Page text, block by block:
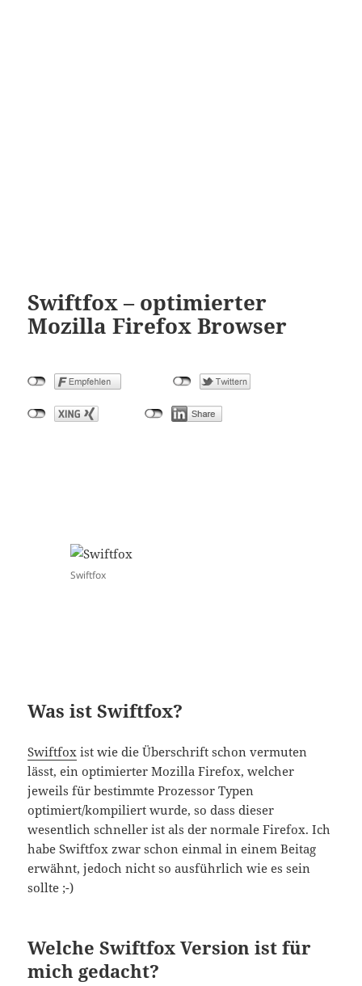
Swiftfox – optimierter
Mozilla Firefox Browser
Swiftfox
Was ist Swiftfox?
Swiftfox ist wie die Überschrift schon vermuten
lässt, ein optimierter Mozilla Firefox, welcher
jeweils für bestimmte Prozessor Typen
optimiert/kompiliert wurde, so dass dieser
wesentlich schneller ist als der normale Firefox. Ich
habe Swiftfox zwar schon einmal in einem Beitag
erwähnt, jedoch nicht so ausführlich wie es sein
sollte ;-)
Welche Swiftfox Version ist für
mich gedacht?